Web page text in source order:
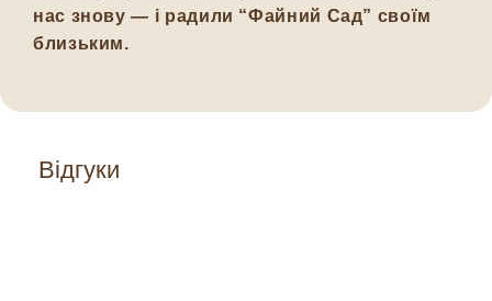
Відгуки
нас знову — і радили “Файний Сад” своїм
близьким.